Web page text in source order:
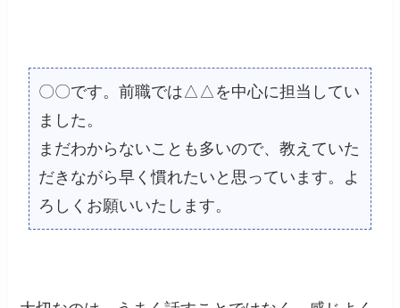
〇〇です。前職では△△を中心に担当してい
ました。
まだわからないことも多いので、教えていた
だきながら早く慣れたいと思っています。よ
ろしくお願いいたします。